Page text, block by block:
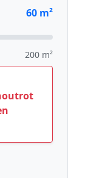
60 m²
200 m²